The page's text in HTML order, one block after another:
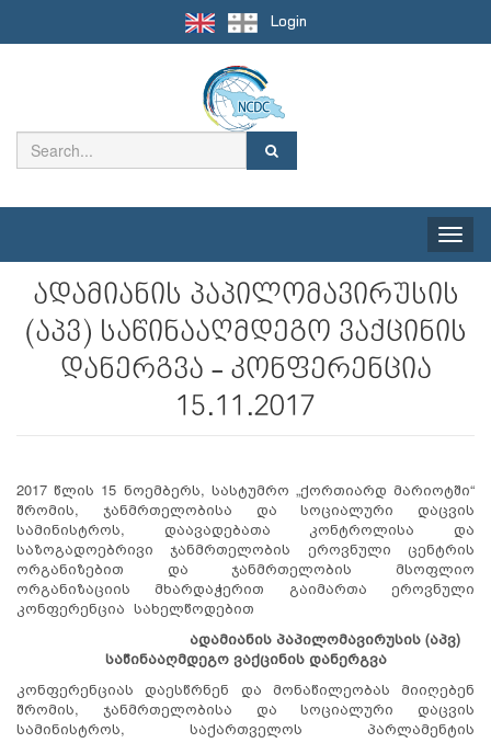
Login
Toggle
ადამიანის პაპილომავირუსის
(აპვ) საწინააღმდეგო ვაქცინის
დანერგვა - კონფერენცია
15.11.2017
2017 წლის 15 ნოემბერს, სასტუმრო „ქორთიარდ მარიოტში“
შრომის, ჯანმრთელობისა და სოციალური დაცვის
სამინისტროს, დაავადებათა კონტროლისა და
საზოგადოებრივი ჯანმრთელობის ეროვნული ცენტრის
ორგანიზებით და ჯანმრთელობის მსოფლიო
ორგანიზაციის მხარდაჭერით გაიმართა ეროვნული
კონფერენცია სახელწოდებით
ადამიანის პაპილომავირუსის (აპვ)
საწინააღმდეგო ვაქცინის დანერგვა
კონფერენციას დაესწრნენ და მონაწილეობას მიიღებენ
შრომის, ჯანმრთელობისა და სოციალური დაცვის
სამინისტროს, საქართველოს პარლამენტის